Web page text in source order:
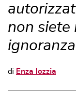
non siete
di Enza Iozzia